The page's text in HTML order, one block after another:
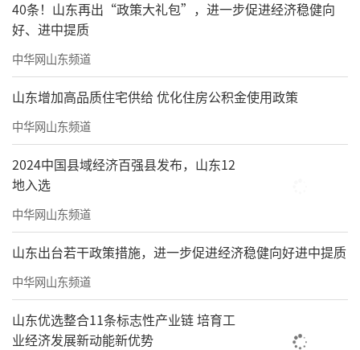
40条！山东再出“政策大礼包”，进一步促进经济稳健向
好、进中提质
中华网山东频道
山东增加高品质住宅供给 优化住房公积金使用政策
中华网山东频道
2024中国县域经济百强县发布，山东12
地入选
中华网山东频道
山东出台若干政策措施，进一步促进经济稳健向好进中提质
中华网山东频道
山东优选整合11条标志性产业链 培育工
业经济发展新动能新优势